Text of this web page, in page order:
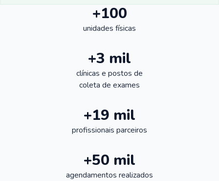
+100
unidades físicas
+3 mil
clínicas e postos de
coleta de exames
+19 mil
profissionais parceiros
+50 mil
agendamentos realizados